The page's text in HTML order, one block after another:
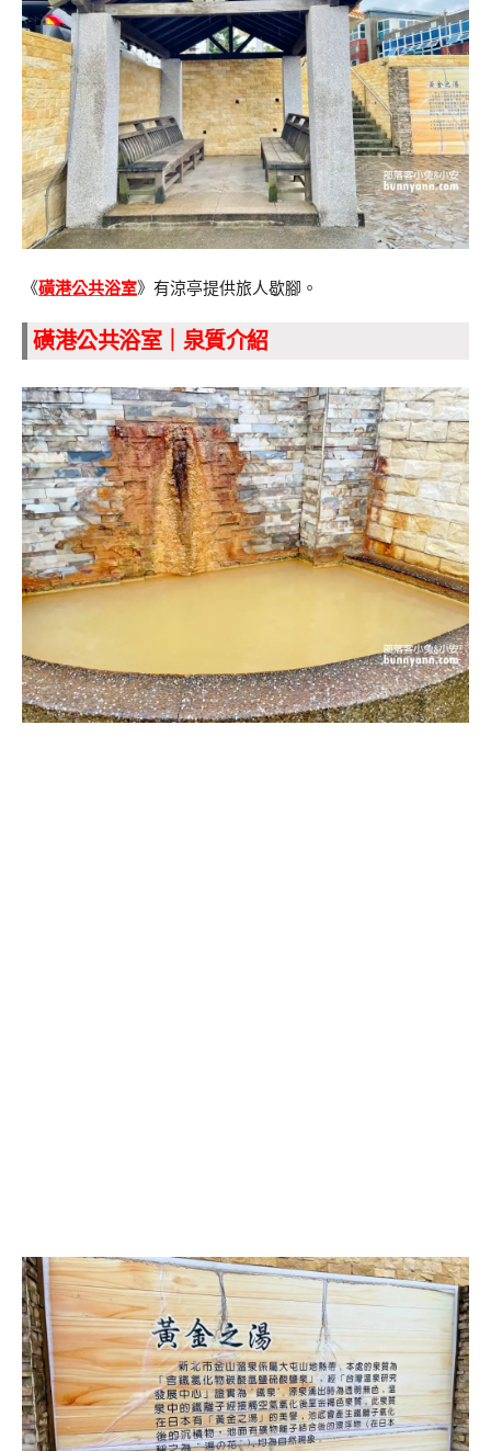
《磺港公共浴室》有涼亭提供旅人歇腳。
磺港公共浴室｜泉質介紹